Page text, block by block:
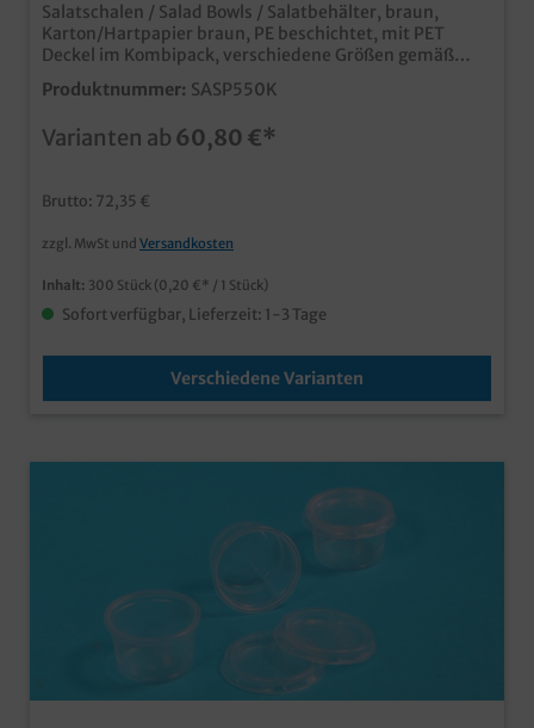
Salatschalen / Salad Bowls / Salatbehälter, braun,
Karton/Hartpapier braun, PE beschichtet, mit PET
Deckel im Kombipack, verschiedene Größen gemäß
Auswahlpraktische und günstige Salatschalen aus
Papierbeliebte braune OptikPE Beschichtung für
PET Deckel im Kombipackjeweils zu 50St
Produktnummer: SASP550K
Varianten ab 60,80 €*
Brutto: 72,35 €
zzgl. MwSt und Versandkosten
Inhalt: 300 Stück (0,20 €* / 1 Stück)
Sofort verfügbar, Lieferzeit: 1-3 Tage
Verschiedene Varianten